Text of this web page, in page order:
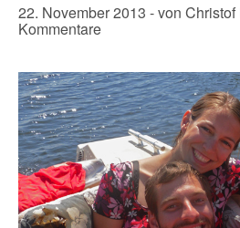
22. November 2013 - von
Kommentare